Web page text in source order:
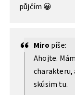
půjčím 😀
Miro píše:
Ahojte.
skúsim tu.